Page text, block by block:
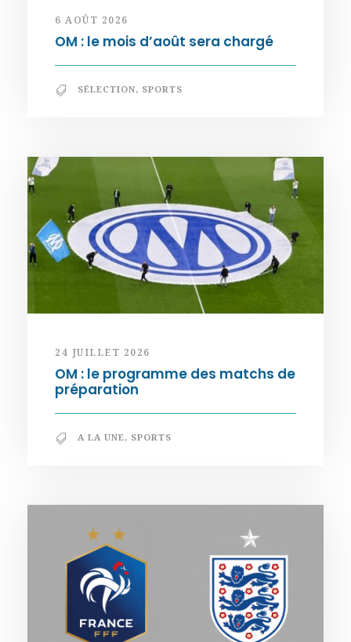
6 AOÛT 2026
OM : le mois d’août sera chargé
SÉLECTION, SPORTS
24 JUILLET 2026
OM : le programme des matchs de
préparation
A LA UNE, SPORTS